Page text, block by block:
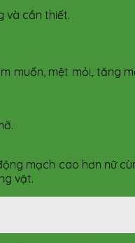
và cần thiết.
muốn, mệt mỏi, tăng
mạch cao hơn nữ
vật.